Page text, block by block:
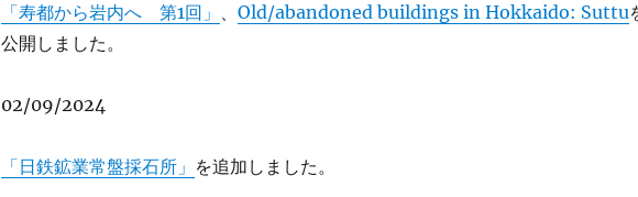
「寿都から岩内へ 第1回」 、 Old/abandoned buildings in Hokkaido: Suttu
公開しました。
02/09/2024
「日鉄鉱業常盤採石所」 を追加しました。